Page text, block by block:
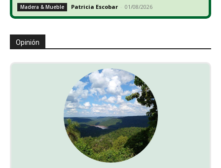
Madera & Mueble Patricia Escobar - 01/08/2026
Opinión